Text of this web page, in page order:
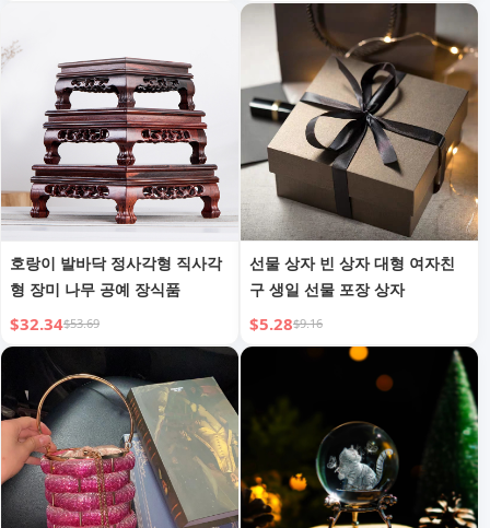
호랑이 발바닥 정사각형 직사각
형 장미 나무 공예 장식품
$32.34$53.69
선물 상자 빈 상자 대형 여자친
구 생일 선물 포장 상자
$5.28$9.16